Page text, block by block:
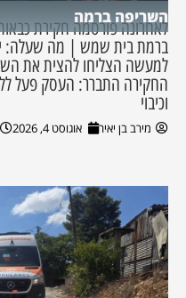
השריפה ברמה
לאחרונה פורסמה חקירת
ברמת בית שמש | מה שעלה:
למעשה הצליחו להצית את
החקירה התברר: העסק פעל
וכיבוי
מירב בן יאיר אוגוסט 4, 2026